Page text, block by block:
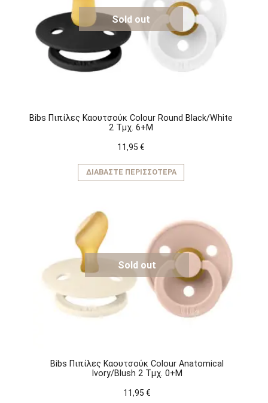
μπορούν
να
επιλεγούν
σελίδα
προϊόντος
Sold out
Bibs Πιπίλες Καουτσούκ Colour Round Black/White
2 Τμχ. 6+M
11,95 €
ΔΙΑΒΆΣΤΕ ΠΕΡΙΣΣΌΤΕΡΑ
Sold out
Bibs Πιπίλες Καουτσούκ Colour Anatomical
Ivory/Blush 2 Τμχ. 0+M
11,95 €